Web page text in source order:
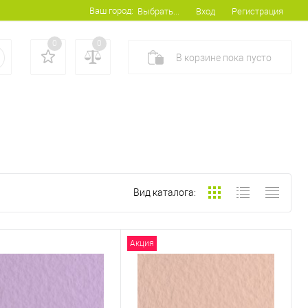
Ваш город: Выбрать... Вход Регистрация
0 0
В корзине пока пусто
Вид каталога:
Акция